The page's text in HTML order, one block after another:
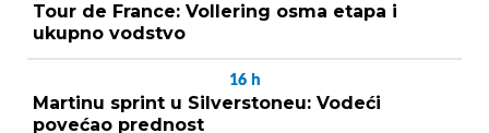
Tour de France: Vollering osma etapa i
ukupno vodstvo
16 h
Martinu sprint u Silverstoneu: Vodeći
povećao prednost